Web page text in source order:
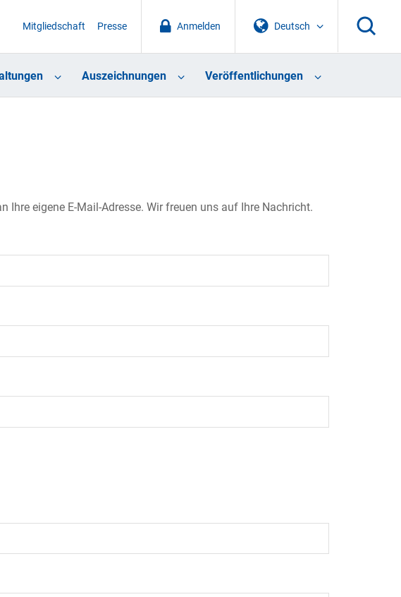
Deutsch
Anmelden
Mitgliedschaft Presse
Auszeichnungen Veröffentlichungen
Ihre eigene E-Mail-Adresse. Wir freuen uns auf Ihre Nachricht.